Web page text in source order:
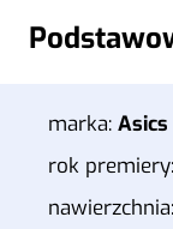
marka: Asics
rok premiery:
nawierzchnia: